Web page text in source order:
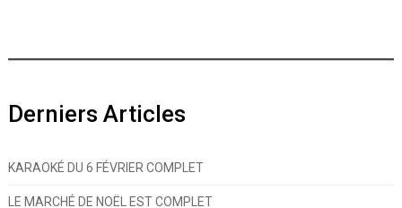
Derniers Articles
KARAOKÉ DU 6 FÉVRIER COMPLET
LE MARCHÉ DE NOËL EST COMPLET